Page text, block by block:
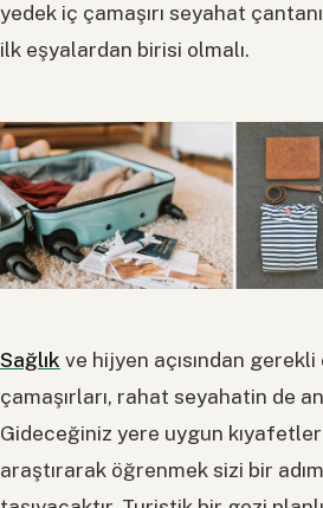
yedek iç çamaşırı seyahat
ilk eşyalardan birisi olmalı.
Sağlık ve hijyen açısından gerekli
çamaşırları, rahat seyahatin de
Gideceğiniz yere uygun
araştırarak öğrenmek sizi bir